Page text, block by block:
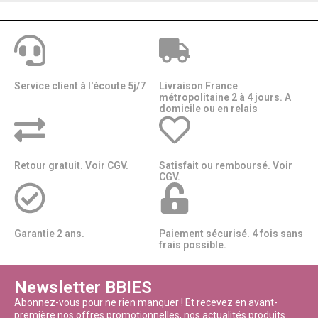
Service client à l'écoute 5j/7
Livraison France
métropolitaine 2 à 4 jours. A
domicile ou en relais​​
Retour gratuit. Voir CGV.
Satisfait ou remboursé. Voir
CGV.
Garantie 2 ans.
Paiement sécurisé. 4 fois sans
frais possible.
Newsletter BBIES
Abonnez-vous pour ne rien manquer ! Et recevez en avant-
première nos offres promotionnelles, nos actualités produits.